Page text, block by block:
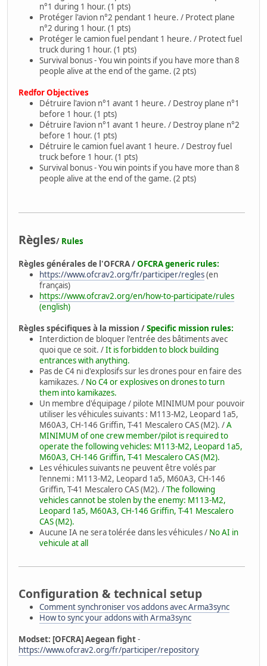
n°1 during 1 hour. (1 pts)
Protéger l'avion n°2 pendant 1 heure. / Protect plane
n°2 during 1 hour. (1 pts)
Protéger le camion fuel pendant 1 heure. / Protect fuel
truck during 1 hour. (1 pts)
Survival bonus - You win points if you have more than 8
people alive at the end of the game. (2 pts)
Redfor Objectives
Détruire l'avion n°1 avant 1 heure. / Destroy plane n°1
before 1 hour. (1 pts)
Détruire l'avion n°1 avant 1 heure. / Destroy plane n°2
before 1 hour. (1 pts)
Détruire le camion fuel avant 1 heure. / Destroy fuel
truck before 1 hour. (1 pts)
Survival bonus - You win points if you have more than 8
people alive at the end of the game. (2 pts)
Règles/ Rules
Règles générales de l'OFCRA /OFCRA generic rules:
https://www.ofcrav2.org/fr/participer/regles(en
français)
https://www.ofcrav2.org/en/how-to-participate/rules
(english)
Règles spécifiques à la mission /Specific mission rules:
Interdiction de bloquer l'entrée des bâtiments avec
quoi que ce soit. /It is forbidden to block building
entrances with anything.
Pas de C4 ni d'explosifs sur les drones pour en faire des
kamikazes. / No C4 or explosives on drones to turn
them into kamikazes.
Un membre d'équipage / pilote MINIMUM pour pouvoir
utiliser les véhicules suivants : M113-M2, Leopard 1a5,
M60A3, CH-146 Griffin, T-41 Mescalero CAS (M2). /A
MINIMUM of one crew member/pilot is required to
operate the following vehicles: M113-M2, Leopard 1a5,
M60A3, CH-146 Griffin, T-41 Mescalero CAS (M2).
Les véhicules suivants ne peuvent être volés par
l'ennemi : M113-M2, Leopard 1a5, M60A3, CH-146
Griffin, T-41 Mescalero CAS (M2). /The following
vehicles cannot be stolen by the enemy: M113-M2,
Leopard 1a5, M60A3, CH-146 Griffin, T-41 Mescalero
CAS (M2).
Aucune IA ne sera tolérée dans les véhicules / No AI in
vehicule at all
Configuration & technical setup
Comment synchroniser vos addons avec Arma3sync
How to sync your addons with Arma3sync
Modset: [OFCRA] Aegean fight-
https://www.ofcrav2.org/fr/participer/repository